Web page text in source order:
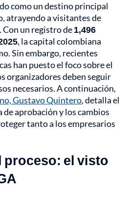
como un destino principal
atrayendo a visitantes de
Con un registro de1,496
, la capital colombiana
Sin embargo, recientes
han puesto el foco sobre el
organizadores deben seguir
necesarios. A continuación,
Gustavo Quintero, detalla el
de aprobación y los cambios
tanto a los empresarios
proceso: el visto